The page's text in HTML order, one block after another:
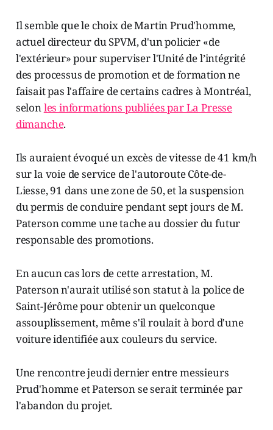
Il semble que le choix de Martin Prud'homme,
actuel directeur du SPVM, d'un policier «de
l'extérieur» pour superviser l'Unité de l’intégrité
des processus de promotion et de formation ne
faisait pas l'affaire de certains cadres à Montréal,
selonles informations publiées par La Presse
dimanche.
Ils auraient évoqué un excès de vitesse de 41 km/h
sur la voie de service de l'autoroute Côte-de-
Liesse, 91 dans une zone de 50, et la suspension
du permis de conduire pendant sept jours de M.
Paterson comme une tache au dossier du futur
responsable des promotions.
En aucun cas lors de cette arrestation, M.
Paterson n'aurait utilisé son statut à la police de
Saint-Jérôme pour obtenir un quelconque
assouplissement, même s'il roulait à bord d'une
voiture identifiée aux couleurs du service.
Une rencontre jeudi dernier entre messieurs
Prud'homme et Paterson se serait terminée par
l'abandon du projet.